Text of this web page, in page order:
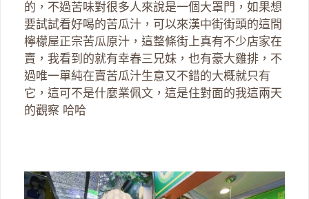
的，不過苦味對很多人來說是一個大罩門，如果想
要試試看好喝的苦瓜汁，可以來漢中街街頭的這間
檸檬屋正宗苦瓜原汁，這整條街上真有不少店家在
賣，我看到的就有幸春三兄妹，也有豪大雞排，不
過唯一單純在賣苦瓜汁生意又不錯的大概就只有
它，這可不是什麼業佩文，這是住對面的我這兩天
的觀察 哈哈